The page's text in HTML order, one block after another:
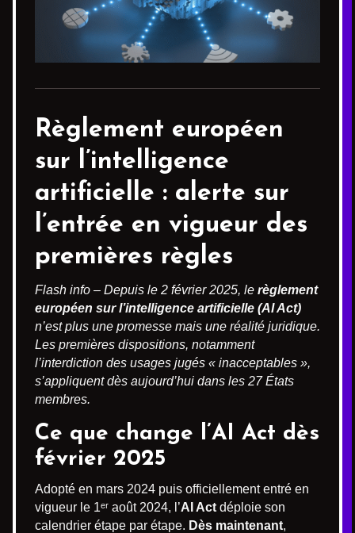
Règlement européen
sur l’intelligence
artificielle : alerte sur
l’entrée en vigueur des
premières règles
Flash info – Depuis le 2 février 2025, le règlement
européen sur l’intelligence artificielle (AI Act)
n’est plus une promesse mais une réalité juridique.
Les premières dispositions, notamment
l’interdiction des usages jugés « inacceptables »,
s’appliquent dès aujourd’hui dans les 27 États
membres.
Ce que change l’AI Act dès
février 2025
Adopté en mars 2024 puis officiellement entré en
vigueur le 1ᵉʳ août 2024, l’AI Act déploie son
calendrier étape par étape. Dès maintenant,